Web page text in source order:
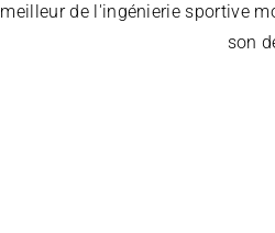
meilleur de l'ingénierie sportive
son